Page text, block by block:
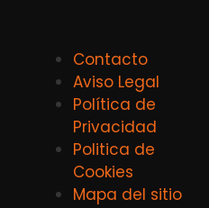
Contacto
Aviso Legal
Política de
Privacidad
Politica de
Cookies
Mapa del sitio